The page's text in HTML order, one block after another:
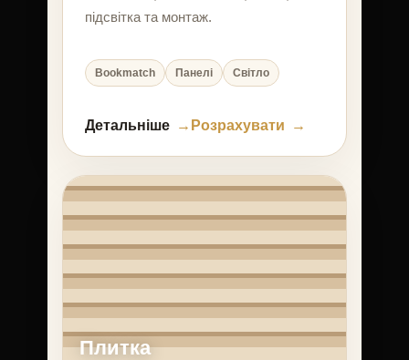
підсвітка та монтаж.
Bookmatch Панелі Світло
Детальніше Розрахувати
Плитка